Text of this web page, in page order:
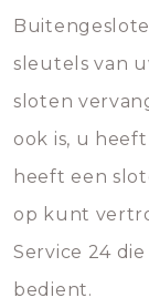
sleutels van
sloten
ook is, u
heeft een
op kunt
Service 24
bedient.